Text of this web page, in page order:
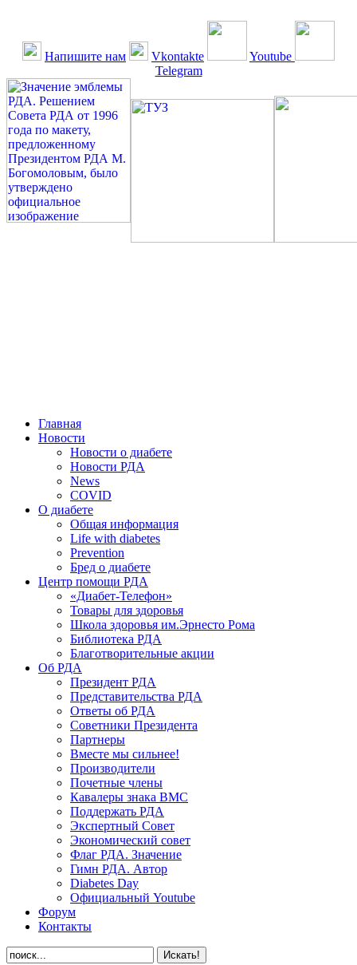
Напишите нам Vkontakte
Youtube
Telegram
Главная
Новости
Новости о диабете
Новости РДА
News
COVID
О диабете
Общая информация
Life with diabetes
Prevention
Бред о диабете
Центр помощи РДА
«Диабет-Телефон»
Товары для здоровья
Школа здоровья им.Эрнесто Рома
Библиотека РДА
Благотворительные акции
Об РДА
Президент РДА
Представительства РДА
Ответы об РДА
Советники Президента
Партнеры
Вместе мы сильнее!
Производители
Почетные члены
Кавалеры знака ВМС
Поддержать РДА
Экспертный Совет
Экономический совет
Флаг РДА. Значение
Гимн РДА. Автор
Diabetes Day
Официальный Youtube
Форум
Контакты